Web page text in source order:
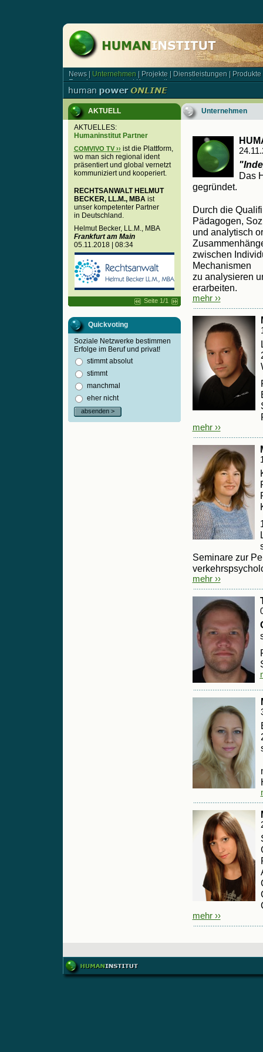
News | Unternehmen | Projekte | Dienstleistungen |
Forschungsagentur | Kooperationspartner
News| Unternehmen| Projekte| Dienstleistungen| Produkte
Forschungsagentur|Kooperationspartner
AKTUELL
Unternehmen
AKTUELLES:
Humaninstitut Partner
COMVIVO TV ›› ist die Plattform,
wo man sich regional ident
präsentiert und global vernetzt
kommuniziert und kooperiert.
RECHTSANWALT HELMUT
BECKER, LL.M., MBAist
unser kompetenter Partner
in Deutschland.
Helmut Becker, LL.M., MBA
Frankfurt am Main
05.11.2018 | 08:34
Seite 1/1
Quickvoting
Soziale Netzwerke bestimmen
Erfolge im Beruf und privat!
stimmt absolut
stimmt
manchmal
eher nicht
absenden >
Das
gegründet.
Durch die
Pädagogen,
und analytisch
zwischen
Mechanismen
zu analysieren
erarbeiten.
mehr ››
mehr ››
Seminare zur
mehr ››
mehr ››